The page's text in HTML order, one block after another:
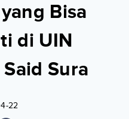
Bisa
di UIN
Sura
22